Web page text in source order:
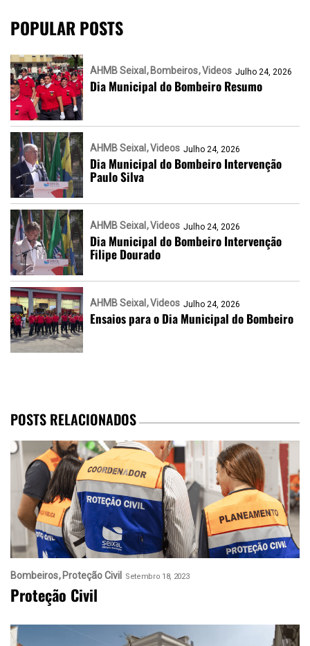
POPULAR POSTS
AHMB Seixal Bombeiros Videos Julho 24, 2026
Dia Municipal do Bombeiro Resumo
AHMB Seixal Videos Julho 24, 2026
Dia Municipal do Bombeiro Intervenção
Paulo Silva
AHMB Seixal Videos Julho 24, 2026
Dia Municipal do Bombeiro Intervenção
Filipe Dourado
AHMB Seixal Videos Julho 24, 2026
Ensaios para o Dia Municipal do Bombeiro
POSTS RELACIONADOS
Bombeiros Proteção Civil Setembro 18, 2023
Proteção Civil